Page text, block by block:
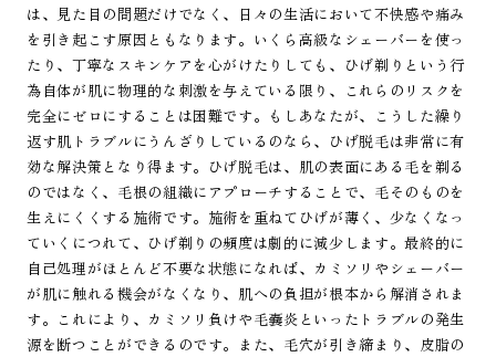
は、見た目の問題だけでなく、日々の生活において不快感や痛み
を引き起こす原因ともなります。いくら高級なシェーバーを使っ
たり、丁寧なスキンケアを心がけたりしても、ひげ剃りという行
為自体が肌に物理的な刺激を与えている限り、これらのリスクを
完全にゼロにすることは困難です。もしあなたが、こうした繰り
返す肌トラブルにうんざりしているのなら、ひげ脱毛は非常に有
効な解決策となり得ます。ひげ脱毛は、肌の表面にある毛を剃る
のではなく、毛根の組織にアプローチすることで、毛そのものを
生えにくくする施術です。施術を重ねてひげが薄く、少なくなっ
ていくにつれて、ひげ剃りの頻度は劇的に減少します。最終的に
自己処理がほとんど不要な状態になれば、カミソリやシェーバー
が肌に触れる機会がなくなり、肌への負担が根本から解消されま
す。これにより、カミソリ負けや毛嚢炎といったトラブルの発生
源を断つことができるのです。また、毛穴が引き締まり、皮脂の